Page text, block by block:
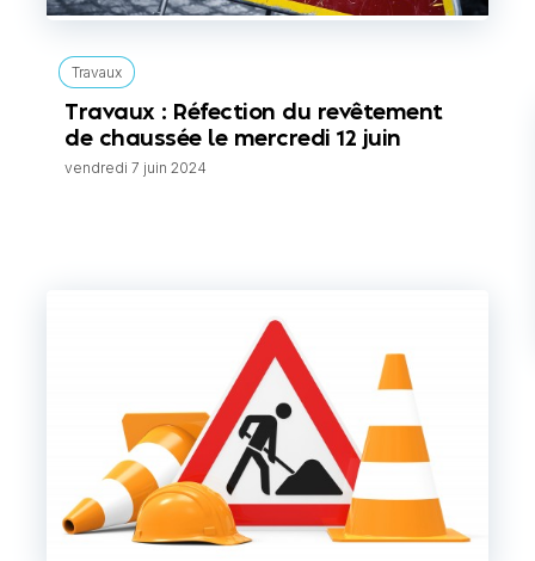
Travaux
Travaux : Réfection du revêtement
de chaussée le mercredi 12 juin
vendredi 7 juin 2024